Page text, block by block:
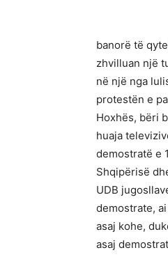
banorë të
zhvilluan një
në një nga
protestën e
Hoxhës, bëri
huaja
demostratë e
Shqipërisë
UDB
demostrate,
asaj kohe,
asaj